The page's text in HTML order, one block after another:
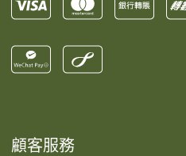
顧客服務